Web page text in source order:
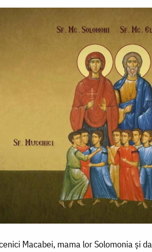
Macabei, mama lor Solomonia și